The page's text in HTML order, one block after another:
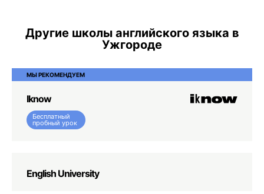
Другие школы английского языка в
Ужгороде
МЫ РЕКОМЕНДУЕМ
Iknow
Бесплатный
пробный урок
English University